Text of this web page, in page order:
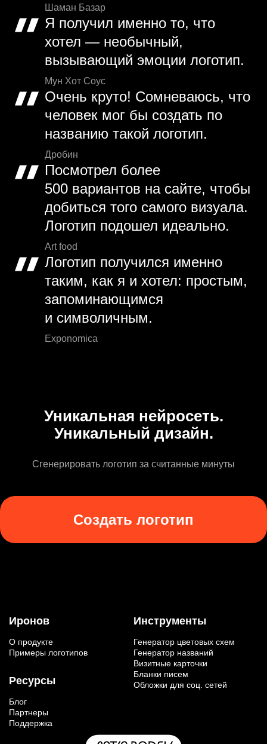
Шаман Базар
Я получил именно то, что
хотел — необычный,
вызывающий эмоции логотип.
Мун Хот Соус
Очень круто! Сомневаюсь, что
человек мог бы создать по
названию такой логотип.
Дробин
Посмотрел более
500 вариантов на сайте, чтобы
добиться того самого визуала.
Логотип подошел идеально.
Art food
Логотип получился именно
таким, как я и хотел: простым,
запоминающимся
и символичным.
Exponomica
Уникальная нейросеть.
Уникальный дизайн.
Сгенерировать логотип за считанные минуты
Создать логотип
Иронов
О продукте
Примеры логотипов
Ресурсы
Блог
Партнеры
Поддержка
Инструменты
Генератор цветовых схем
Генератор названий
Визитные карточки
Бланки писем
Обложки для соц. сетей